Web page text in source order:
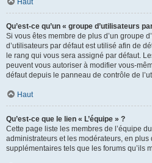
Haut
Qu’est-ce qu’un « groupe d’utilisateurs
Si vous êtes membre de plus d’un groupe
d’utilisateurs par défaut est utilisé afin de
le rang qui vous sera assigné par défaut.
peuvent vous autoriser à modifier vous-
défaut depuis le panneau de contrôle de
Haut
Qu’est-ce que le lien « L’équipe » ?
Cette page liste les membres de l’équipe
administrateurs et les modérateurs, en
supplémentaires tels que les forums qu’ils